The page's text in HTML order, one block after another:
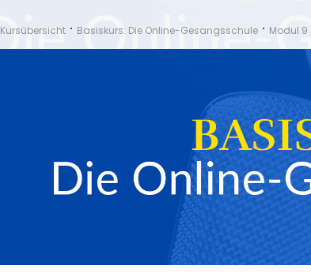
Kursübersicht Basiskurs: Die Online-Gesangsschule Modul 9